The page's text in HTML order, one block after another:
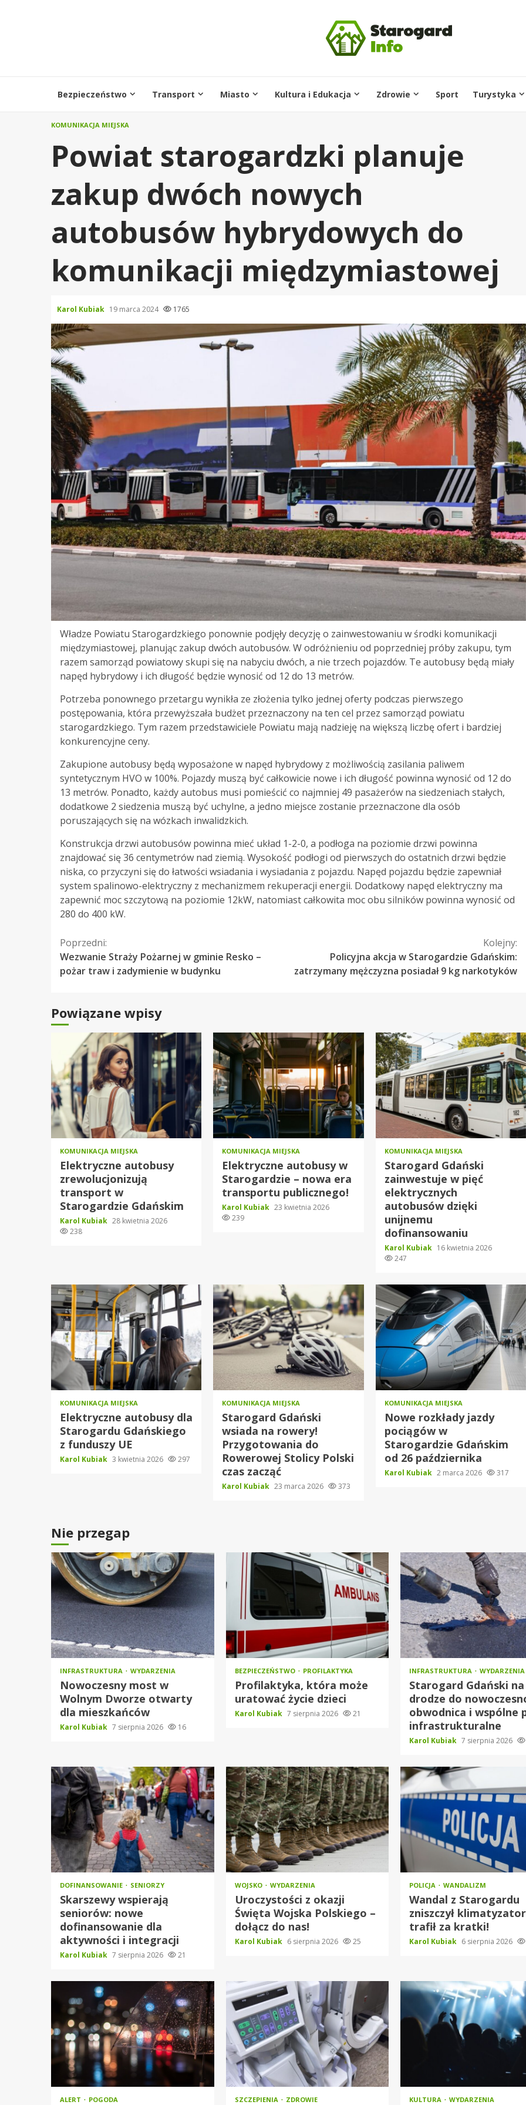
Bezpieczeństwo Transport Miasto Kultura i Edukacja Zdrowie Sport Turystyka
KOMUNIKACJA MIEJSKA
Powiat starogardzki planuje
zakup dwóch nowych
autobusów hybrydowych do
komunikacji międzymiastowej
Karol Kubiak 19 marca 2024 1765
Władze Powiatu Starogardzkiego ponownie podjęły decyzję o zainwestowaniu w środki komunikacji
międzymiastowej, planując zakup dwóch autobusów. W odróżnieniu od poprzedniej próby zakupu, tym
razem samorząd powiatowy skupi się na nabyciu dwóch, a nie trzech pojazdów. Te autobusy będą miały
napęd hybrydowy i ich długość będzie wynosić od 12 do 13 metrów.
Potrzeba ponownego przetargu wynikła ze złożenia tylko jednej oferty podczas pierwszego
postępowania, która przewyższała budżet przeznaczony na ten cel przez samorząd powiatu
starogardzkiego. Tym razem przedstawiciele Powiatu mają nadzieję na większą liczbę ofert i bardziej
konkurencyjne ceny.
Zakupione autobusy będą wyposażone w napęd hybrydowy z możliwością zasilania paliwem
syntetycznym HVO w 100%. Pojazdy muszą być całkowicie nowe i ich długość powinna wynosić od 12 do
13 metrów. Ponadto, każdy autobus musi pomieścić co najmniej 49 pasażerów na siedzeniach stałych,
dodatkowe 2 siedzenia muszą być uchylne, a jedno miejsce zostanie przeznaczone dla osób
poruszających się na wózkach inwalidzkich.
Konstrukcja drzwi autobusów powinna mieć układ 1-2-0, a podłoga na poziomie drzwi powinna
znajdować się 36 centymetrów nad ziemią. Wysokość podłogi od pierwszych do ostatnich drzwi będzie
niska, co przyczyni się do łatwości wsiadania i wysiadania z pojazdu. Napęd pojazdu będzie zapewniał
system spalinowo-elektryczny z mechanizmem rekuperacji energii. Dodatkowy napęd elektryczny ma
zapewnić moc szczytową na poziomie 12kW, natomiast całkowita moc obu silników powinna wynosić od
280 do 400 kW.
Kontynuuj
czytanie
Poprzedni:
Wezwanie Straży Pożarnej w gminie Resko –
pożar traw i zadymienie w budynku
Kolejny:
Policyjna akcja w Starogardzie Gdańskim:
zatrzymany mężczyzna posiadał 9 kg narkotyków
Powiązane wpisy
KOMUNIKACJA MIEJSKA
Elektryczne autobusy
zrewolucjonizują
transport w
Starogardzie Gdańskim
Karol Kubiak 28 kwietnia 2026
238
KOMUNIKACJA MIEJSKA
Elektryczne autobusy w
Starogardzie – nowa era
transportu publicznego!
Karol Kubiak 23 kwietnia 2026
239
KOMUNIKACJA MIEJSKA
Starogard Gdański
zainwestuje w pięć
elektrycznych
autobusów dzięki
unijnemu
dofinansowaniu
Karol Kubiak 16 kwietnia 2026
247
KOMUNIKACJA MIEJSKA
Elektryczne autobusy dla
Starogardu Gdańskiego
z funduszy UE
Karol Kubiak 3 kwietnia 2026 297
KOMUNIKACJA MIEJSKA
Starogard Gdański
wsiada na rowery!
Przygotowania do
Rowerowej Stolicy Polski
czas zacząć
Karol Kubiak 23 marca 2026 373
KOMUNIKACJA MIEJSKA
Nowe rozkłady jazdy
pociągów w
Starogardzie Gdańskim
od 26 października
Karol Kubiak 2 marca 2026 317
Nie przegap
INFRASTRUKTURA WYDARZENIA
Nowoczesny most w
Wolnym Dworze otwarty
dla mieszkańców
Karol Kubiak 7 sierpnia 2026 16
BEZPIECZEŃSTWO PROFILAKTYKA
Profilaktyka, która może
uratować życie dzieci
Karol Kubiak 7 sierpnia 2026 21
INFRASTRUKTURA WYDARZENIA
Starogard Gdański na
drodze do
obwodnica i wspólne
infrastrukturalne
Karol Kubiak 7 sierpnia 2026
DOFINANSOWANIE SENIORZY
Skarszewy wspierają
seniorów: nowe
dofinansowanie dla
aktywności i integracji
Karol Kubiak 7 sierpnia 2026 21
WOJSKO WYDARZENIA
Uroczystości z okazji
Święta Wojska Polskiego –
dołącz do nas!
Karol Kubiak 6 sierpnia 2026 25
POLICJA WANDALIZM
Wandal z Starogardu
zniszczył
trafił za kratki!
Karol Kubiak 6 sierpnia 2026
ALERT POGODA SZCZEPIENIA ZDROWIE KULTURA WYDARZENIA